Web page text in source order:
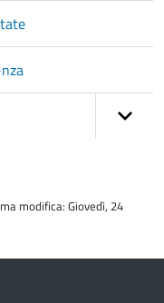
modifica: Giovedì, 24